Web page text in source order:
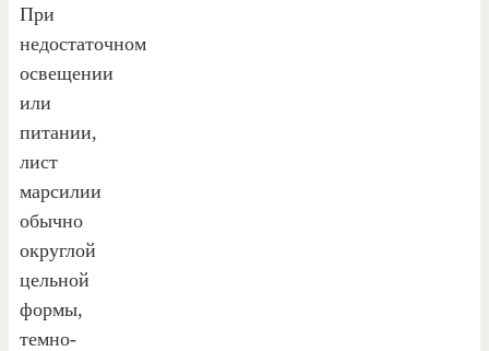
При
недостаточном
освещении
или
питании,
лист
марсилии
обычно
округлой
цельной
формы,
темно-